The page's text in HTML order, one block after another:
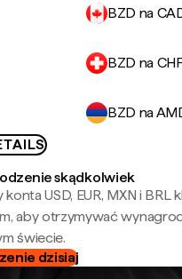
BZD na
BZD na
BZD na
skądkolwiek
USD, EUR, MXN i BRL
aby otrzymywać
świecie.
dzisiaj